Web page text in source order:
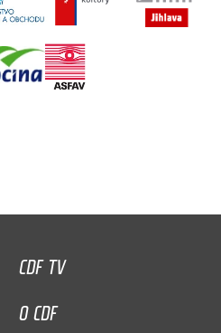
CDF TV
O CDF